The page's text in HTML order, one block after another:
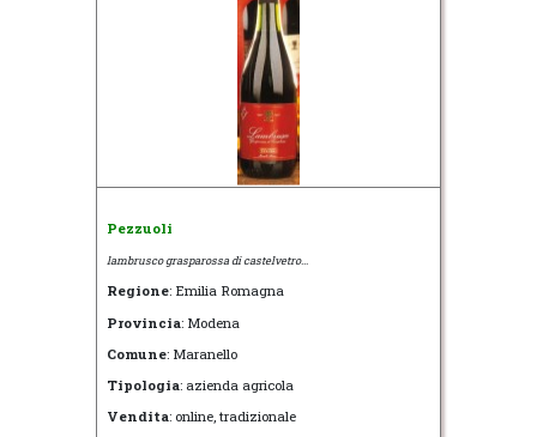
Pezzuoli
lambrusco grasparossa di castelvetro...
Regione: Emilia Romagna
Provincia: Modena
Comune: Maranello
Tipologia: azienda agricola
Vendita: online, tradizionale